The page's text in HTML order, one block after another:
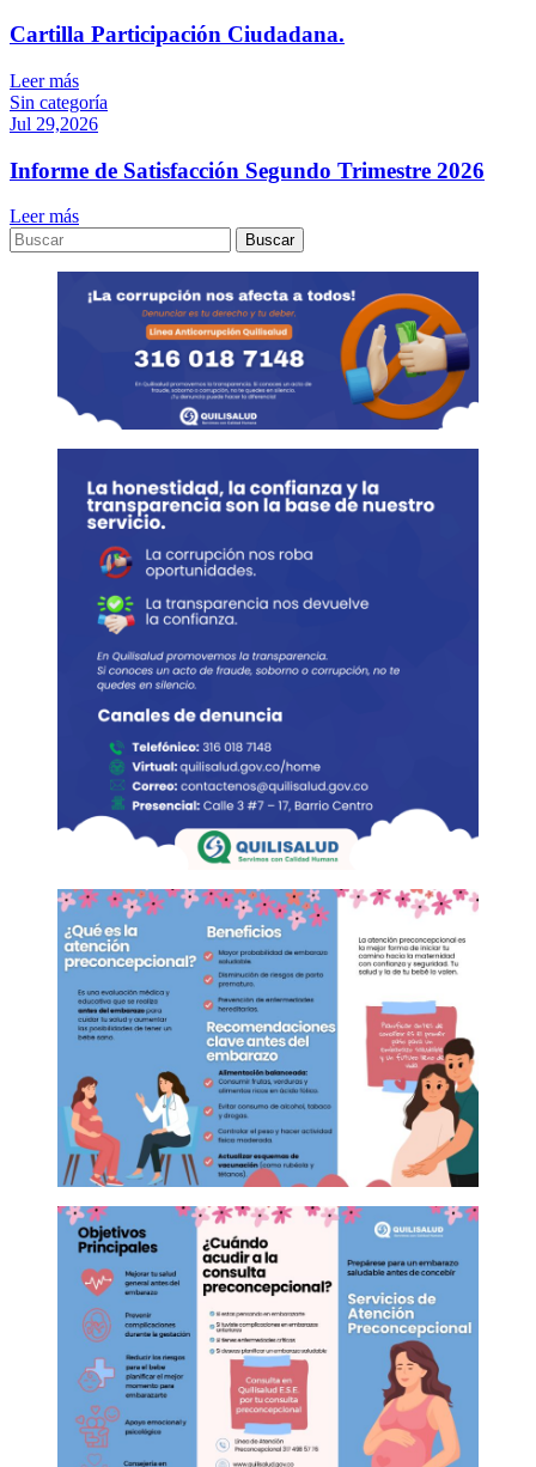
Cartilla Participación Ciudadana.
Leer más
Sin categoría
Jul 29,2026
Informe de Satisfacción Segundo Trimestre 2026
Leer más